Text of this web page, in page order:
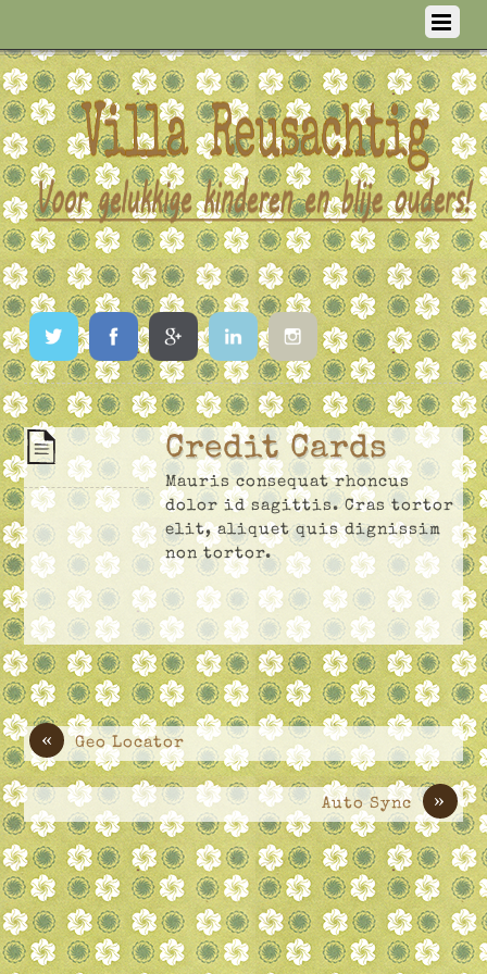
TwitterFacebookGoogleLinkedInInstagram
Credit Cards
Mauris consequat rhoncus
dolor id sagittis. Cras tortor
elit, aliquet quis dignissim
non tortor.
« Geo Locator
»
Auto Sync